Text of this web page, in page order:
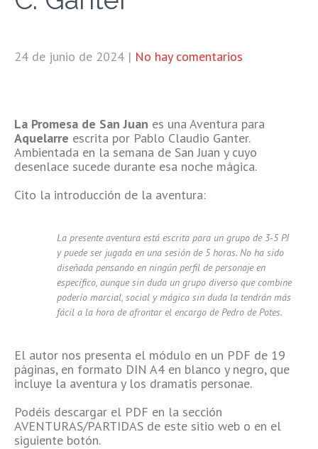
24 de junio de 2024 | No hay comentarios
La Promesa de San Juan es una Aventura para
Aquelarre escrita por Pablo Claudio Ganter.
Ambientada en la semana de San Juan y cuyo
desenlace sucede durante esa noche mágica.
Cito la introducción de la aventura:
La presente aventura está escrita para un grupo de 3-5 PJ
y puede ser jugada en una sesión de 5 horas. No ha sido
diseñada pensando en ningún perfil de personaje en
específico, aunque sin duda un grupo diverso que combine
poderío marcial, social y mágico sin duda la tendrán más
fácil a la hora de afrontar el encargo de Pedro de Potes.
El autor nos presenta el módulo en un PDF de 19
páginas, en formato DIN A4 en blanco y negro, que
incluye la aventura y los dramatis personae.
Podéis descargar el PDF en la sección
AVENTURAS/PARTIDAS de este sitio web o en el
siguiente botón.